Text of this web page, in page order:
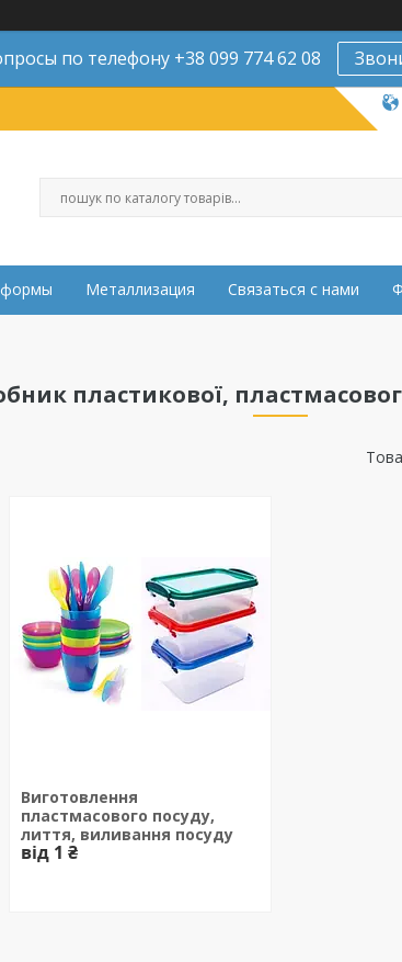
по телефону +38 099 774 62 08
формы Металлизация Связаться с нами
пластикової,
Виготовлення
пластмасового посуду,
лиття, виливання посуду
від 1 ₴